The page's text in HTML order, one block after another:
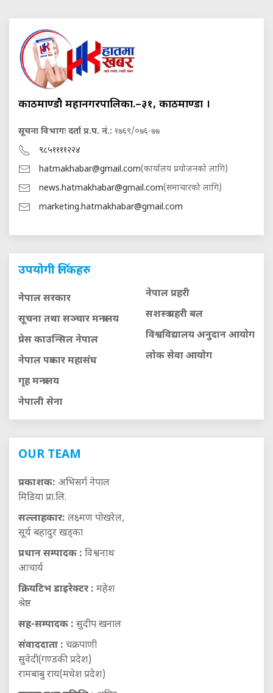
काठमाण्डौ महानगरपालिका.–३१, काठमाण्डौं ।
सूचना विभागः दर्ता प्र.प. नं.: १७६९/०७६-७७
९८५११११२२४
hatmakhabar@gmail.com(कार्यालय प्रयोजनको लागि)
news.hatmakhabar@gmail.com(समाचारको लागि)
marketing.hatmakhabar@gmail.com
उपयोगी लिंकहरु
नेपाल सरकार
सूचना तथा सञ्चार मन्त्रालय
प्रेस काउन्सिल नेपाल
नेपाल पत्रकार महासंघ
गृह मन्त्रालय
नेपाली सेना
नेपाल प्रहरी
सशस्त्र प्रहरी बल
विश्वविद्यालय अनुदान आयाेग
लाेक सेवा आयाेग
OUR TEAM
प्रकाशक: अभिसर्ग नेपाल
मिडिया प्रा.लि.
सल्लाहकार: लक्ष्मण पोखरेल,
सूर्य बहादुर खड्का
प्रधान सम्पादक : विश्वनाथ
आचार्य
क्रियटिभ डाइरेक्टर : महेश
श्रेष्ठ
सह-सम्पादक : सुदीप खनाल
संवाददाता : चक्रपाणी
सुवेदी(गण्डकी प्रदेश)
रामबाबु राय(मधेश प्रदेश)